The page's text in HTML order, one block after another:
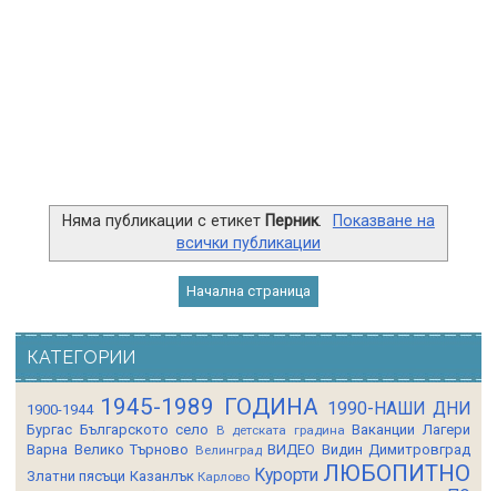
Няма публикации с етикет Перник.
Показване на
всички публикации
Начална страница
КАТЕГОРИИ
1900-1944 1945-1989 ГОДИНА 1990-НАШИ ДНИ
Бургас Българското село В детската градина Ваканции Лагери
Варна Велико Търново Велинград ВИДЕО Видин Димитровград
Златни пясъци Казанлък Карлово Курорти ЛЮБОПИТНО